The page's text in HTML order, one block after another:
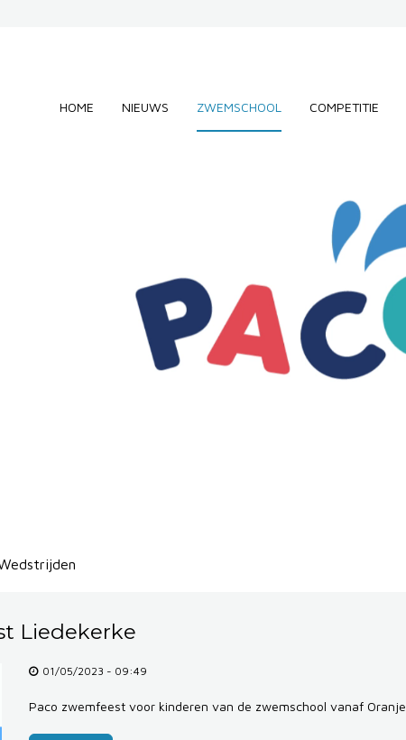
HOME NIEUWS ZWEMSCHOOL COMPETITIE
Liedekerke
01/05/2023 - 09:49
Paco zwemfeest voor kinderen van de zwemschool vanaf Oranje